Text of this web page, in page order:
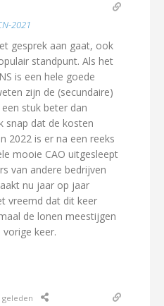
2021
gesprek aan gaat, ook
standpunt. Als het
is een hele goede
zijn de (secundaire)
stuk beter dan
snap dat de kosten
2022 is er na een reeks
mooie CAO uitgesleept
van andere bedrijven
nu jaar op jaar
vreemd dat dit keer
de lonen meestijgen
keer.
geleden